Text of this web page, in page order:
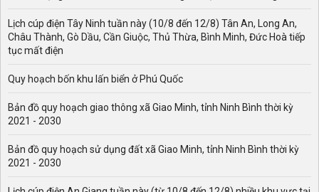
Lịch cúp điện Tây Ninh tuần này (10/8 đến 12/8) Tân An, Long An,
Châu Thành, Gò Dầu, Cần Giuộc, Thủ Thừa, Bình Minh, Đức Hoà tiếp
tục mất điện
Quy hoạch bốn khu lấn biển ở Phú Quốc
Bản đồ quy hoạch giao thông xã Giao Minh, tỉnh Ninh Bình thời kỳ
2021 - 2030
Bản đồ quy hoạch sử dụng đất xã Giao Minh, tỉnh Ninh Bình thời kỳ
2021 - 2030